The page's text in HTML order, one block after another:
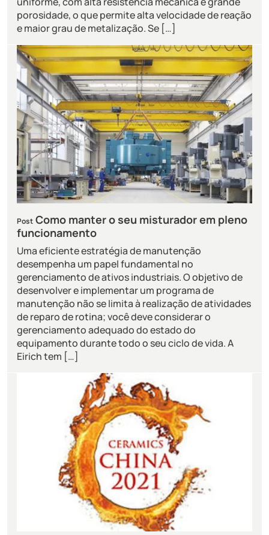
porosidade, o que permite alta velocidade de reação
e maior grau de metalização. Se […]
Post Como manter o seu misturador em pleno
funcionamento
Uma eficiente estratégia de manutenção
desempenha um papel fundamental no
gerenciamento de ativos industriais. O objetivo de
desenvolver e implementar um programa de
manutenção não se limita à realização de atividades
de reparo de rotina; você deve considerar o
gerenciamento adequado do estado do
equipamento durante todo o seu ciclo de vida. A
Eirich tem […]